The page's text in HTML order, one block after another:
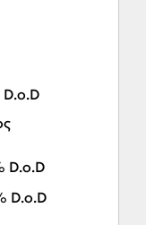
D.o.D
D.o.D